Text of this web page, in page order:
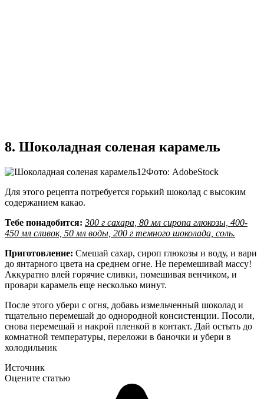
8. Шоколадная соленая карамель
Фото: AdobeStock
Для этого рецепта потребуется горький шоколад с высоким
содержанием какао.
Тебе понадобится: 300 г сахара, 80 мл сиропа глюкозы, 400-
450 мл сливок, 50 мл воды, 200 г темного шоколада, соль.
Приготовление: Смешай сахар, сироп глюкозы и воду, и вари
до янтарного цвета на среднем огне. Не перемешивай массу!
Аккуратно влей горячие сливки, помешивая венчиком, и
провари карамель еще несколько минут.
После этого убери с огня, добавь измельченный шоколад и
тщательно перемешай до однородной консистенции. Посоли,
снова перемешай и накрой пленкой в контакт. Дай остыть до
комнатной температуры, переложи в баночки и убери в
холодильник
Источник
Оцените статью